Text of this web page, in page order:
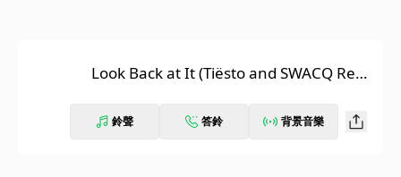
Look Back at It (Tiësto and SWACQ Remi
鈴聲 答鈴 背景音樂